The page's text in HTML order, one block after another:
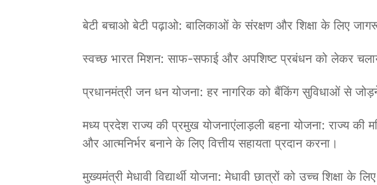
बेटी बचाओ बेटी पढ़ाओ: बालिकाओं के संरक्षण और शिक्षा के लिए
स्वच्छ भारत मिशन: साफ-सफाई और अपशिष्ट प्रबंधन को लेकर
प्रधानमंत्री जन धन योजना: हर नागरिक को बैंकिंग सुविधाओं से
मध्य प्रदेश राज्य की प्रमुख योजनाएंलाड़ली बहना योजना: राज्य
और आत्मनिर्भर बनाने के लिए वित्तीय सहायता प्रदान करना।
मुख्यमंत्री मेधावी विद्यार्थी योजना: मेधावी छात्रों को उच्च शिक्षा के